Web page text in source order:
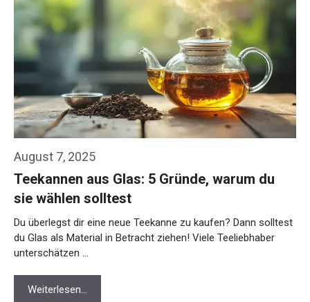
August 7, 2025
Teekannen aus Glas: 5 Gründe, warum du
sie wählen solltest
Du überlegst dir eine neue Teekanne zu kaufen? Dann solltest
du Glas als Material in Betracht ziehen! Viele Teeliebhaber
unterschätzen …
Weiterlesen…